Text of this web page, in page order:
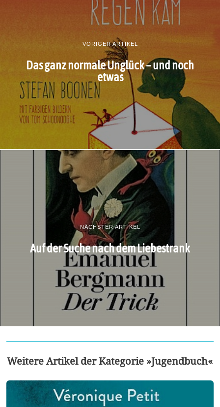
VORIGER ARTIKEL
Das ganz normale Unglück – und noch
etwas
NÄCHSTER ARTIKEL
Auf der Suche nach dem Liebestrank
Weitere Artikel der Kategorie »Jugendbuch«